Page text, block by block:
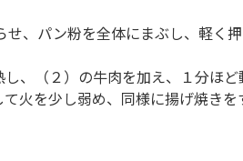
、パン粉を全体にまぶし、軽く
、（２）の牛肉を加え、１分ほど
火を少し弱め、同様に揚げ焼きを